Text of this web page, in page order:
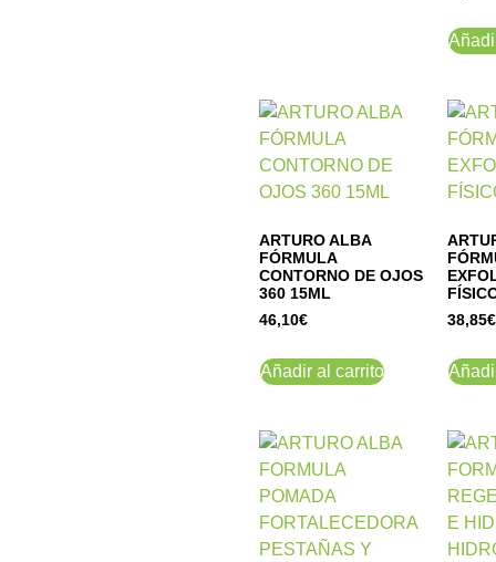
ARTURO ALBA
FÓRMULA
CONTORNO DE OJOS
360 15ML
46,10€
Añadir al carrito
38,85€